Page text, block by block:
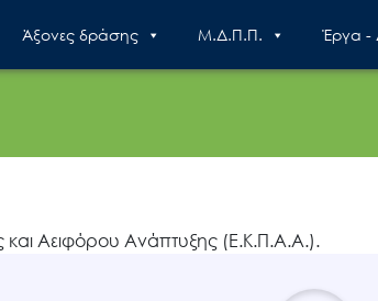
Άξονες δράσης Μ.Δ.Π.Π. Έργα -
και Αειφόρου Ανάπτυξης (Ε.Κ.Π.Α.Α.).